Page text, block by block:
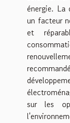
énergie. La
un facteur
et
sur les